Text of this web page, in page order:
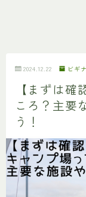
2024.12.22 ビギ
【まずは
ころ？主要
う！